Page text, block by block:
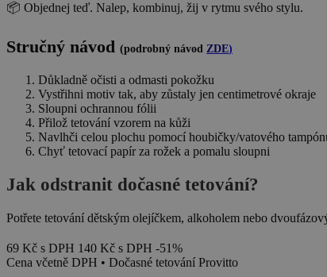
📦 Objednej teď. Nalep, kombinuj, žij v rytmu svého stylu.
Stručný návod (podrobný návod ZDE)
Důkladně očisti a odmasti pokožku
Vystřihni motiv tak, aby zůstaly jen centimetrové okraje
Sloupni ochrannou fólii
Přilož tetování vzorem na kůži
Navlhči celou plochu pomocí houbičky/vatového
Chyť tetovací papír za rožek a pomalu sloupni
Jak odstranit dočasné tetování?
Potřete tetování dětským olejíčkem, alkoholem nebo
69 Kč s DPH 140 Kč s DPH -51%
Cena včetně DPH • Dočasné tetování Provitto